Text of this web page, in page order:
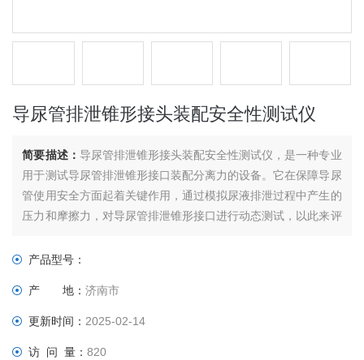
导尿管排泄锥形接头装配安全性测试仪
简要描述： 导尿管排泄锥形接头装配安全性测试仪，是一种专业
用于测试导尿管排泄锥形接口装配分离力的设备。它在保障导尿
管使用安全方面起着关键作用，通过模拟尿液排泄过程中产生的
压力和摩擦力，对导尿管排泄锥形接口进行动态测试，以此来评
产品型号：
产 地：济南市
更新时间：2025-02-14
访 问 量：820